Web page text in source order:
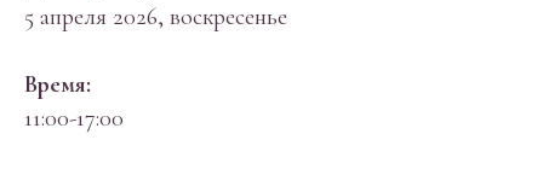
5 апреля 2026, воскресенье
Время:
11:00-17:00